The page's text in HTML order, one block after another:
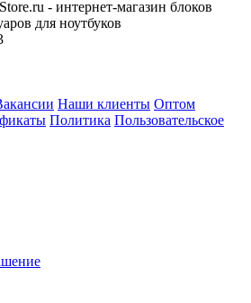
- интернет-магазин блоков
для ноутбуков
Наши клиенты Оптом
Политика Пользовательское